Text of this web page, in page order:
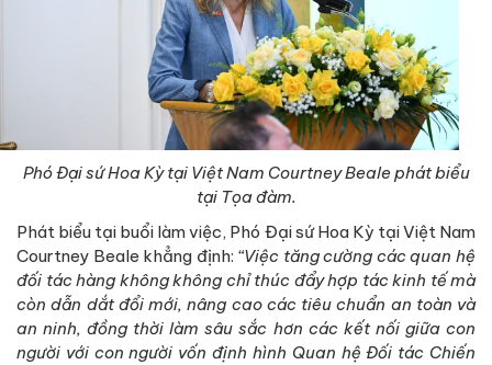
Phó Đại sứ Hoa Kỳ tại Việt Nam Courtney Beale phát biểu
tại Tọa đàm.
Phát biểu tại buổi làm việc, Phó Đại sứ Hoa Kỳ tại Việt Nam
Courtney Beale khẳng định: “Việc tăng cường các quan hệ
đối tác hàng không không chỉ thúc đẩy hợp tác kinh tế mà
còn dẫn dắt đổi mới, nâng cao các tiêu chuẩn an toàn và
an ninh, đồng thời làm sâu sắc hơn các kết nối giữa con
người với con người vốn định hình Quan hệ Đối tác Chiến